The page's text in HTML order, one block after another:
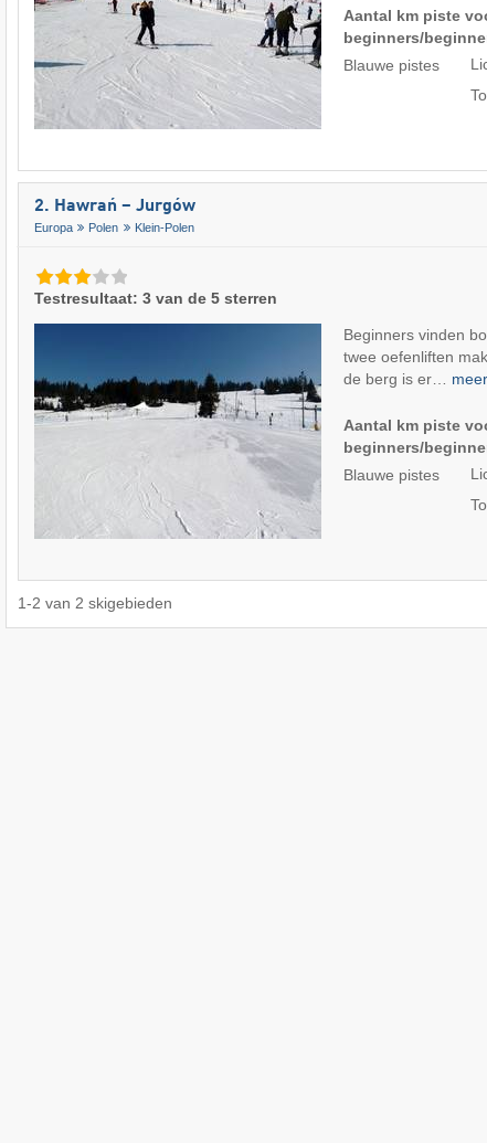
Aantal km piste
beginners/
Blauwe pistes
2. Hawrań – Jurgów
Europa Polen Klein-Polen
Testresultaat: 3 van de 5 sterren
Beginners vinden
twee oefenliften
de berg is er… meer
Aantal km piste
beginners/
Blauwe pistes
1-2 van 2 skigebieden